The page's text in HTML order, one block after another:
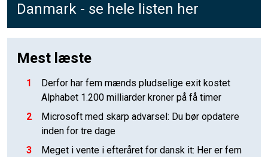
Danmark - se hele listen her
Mest læste
1
Derfor har fem mænds pludselige exit kostet
Alphabet 1.200 milliarder kroner på få timer
2
Microsoft med skarp advarsel: Du bør opdatere
inden for tre dage
3
Meget i vente i efteråret for dansk it: Her er fem